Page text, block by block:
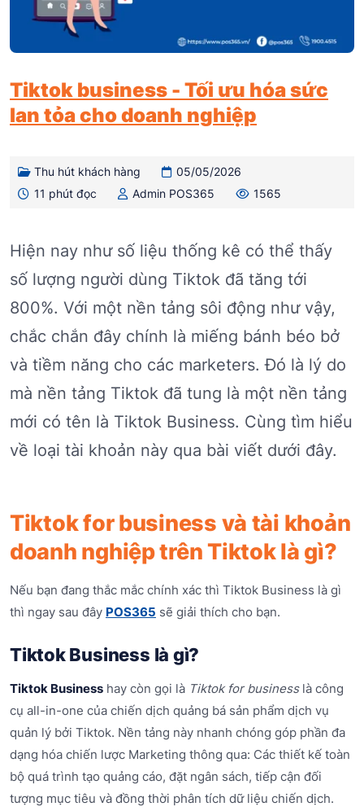
Tiktok business - Tối ưu hóa sức
lan tỏa cho doanh nghiệp
Thu hút khách hàng
05/05/2026
11 phút đọc
Admin POS365 1565
Hiện nay như số liệu thống kê có thể thấy
số lượng người dùng Tiktok đã tăng tới
800%. Với một nền tảng sôi động như vậy,
chắc chắn đây chính là miếng bánh béo bở
và tiềm năng cho các marketers. Đó là lý do
mà nền tảng Tiktok đã tung là một nền tảng
mới có tên là Tiktok Business. Cùng tìm hiểu
về loại tài khoản này qua bài viết dưới đây.
Tiktok for business và tài khoản
doanh nghiệp trên Tiktok là gì?
Nếu bạn đang thắc mắc chính xác thì Tiktok Business là gì
thì ngay sau đây POS365 sẽ giải thích cho bạn.
Tiktok Business là gì?
Tiktok Business hay còn gọi là Tiktok for businesslà công
cụ all-in-one của chiến dịch quảng bá sản phẩm dịch vụ
quản lý bởi Tiktok. Nền tảng này nhanh chóng góp phần đa
dạng hóa chiến lược Marketing thông qua: Các thiết kế toàn
bộ quá trình tạo quảng cáo, đặt ngân sách, tiếp cận đối
tượng mục tiêu và đồng thời phân tích dữ liệu chiến dịch.